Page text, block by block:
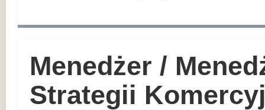
Menedżer /
Strategii